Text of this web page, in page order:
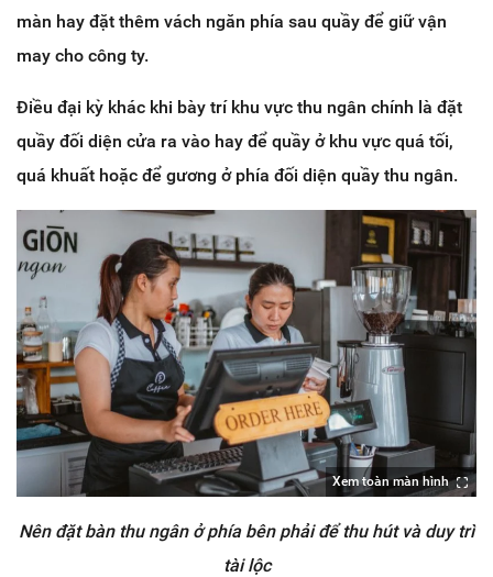
màn hay đặt thêm vách ngăn phía sau quầy để giữ vận
may cho công ty.
Điều đại kỳ khác khi bày trí khu vực thu ngân chính là đặt
quầy đối diện cửa ra vào hay để quầy ở khu vực quá tối,
quá khuất hoặc để gương ở phía đối diện quầy thu ngân.
Xem toàn màn hình
Nên đặt bàn thu ngân ở phía bên phải để thu hút và duy trì
tài lộc